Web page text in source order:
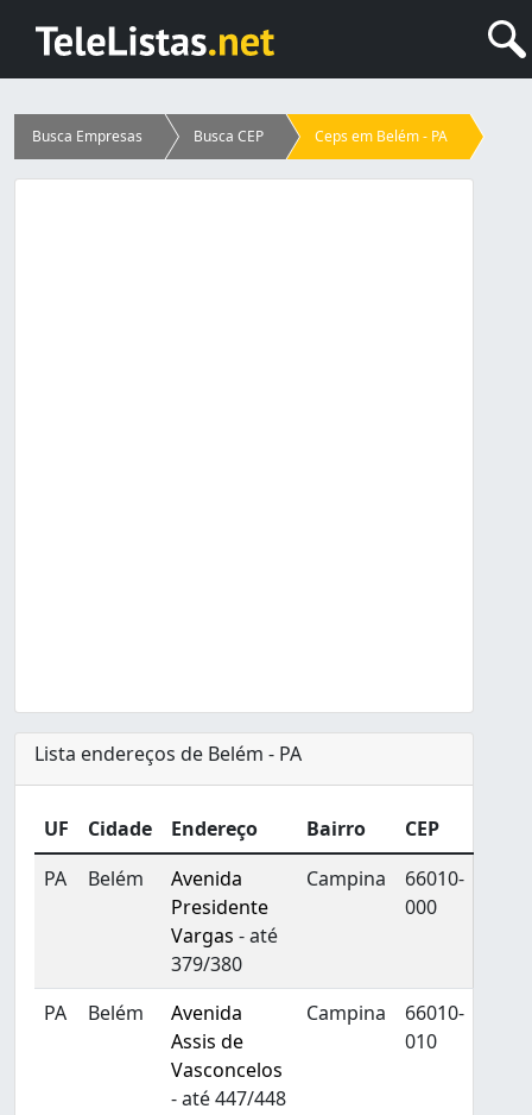
Busca Empresas Busca CEP Ceps em Belém - PA
Lista endereços de Belém - PA
UF Cidade Endereço Bairro
CEP
PA
Belém
Avenida
Presidente
Vargas - até
379/380
Campina
66010-
000
PA Belém
Avenida
Assis de
Vasconcelos
- até 447/448
Campina
66010-
010